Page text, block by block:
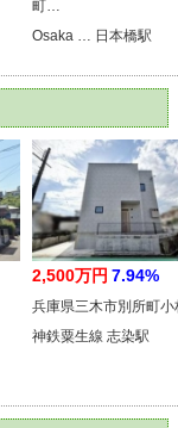
町…
Osaka … 日本橋駅
2,500万円 7.94%
兵庫県三木市別所町小
神鉄粟生線 志染駅